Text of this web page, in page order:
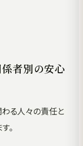
者別の安心
る人々の責任と
。